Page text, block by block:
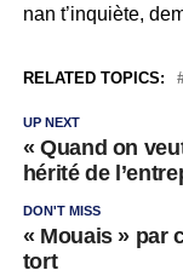
nan t’inquiète,
RELATED TOPICS:
UP NEXT
« Quand on
hérité de
DON'T MISS
« Mouais » par
tort